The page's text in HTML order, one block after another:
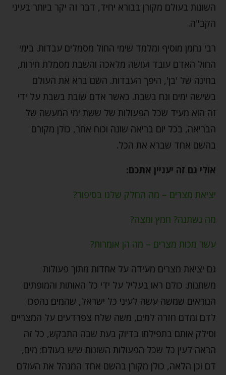
השונות בעולם מקורן בבורא יחיד, דבר זה יקר ביותר בעיני
הקב"ה.
רבי נחמן מוסיף ומלמד שימי החול מסמלים עבדות. בימי
החול האדם עובד ועושה מלאכה והשבת מסמלת חירות,
בחינה של 'בן', היפך העבדות. השם ברא את העולם
בשישה ימים ונח בשבת. כאשר אדם שובת בשבת על ידי
זה הוא מעיד שכל הפעולות של ששת ימי המעשה של
הבריאה, בכל יום בריאה שונה וכוח אחר, כולן מקורם
בהשם אחד שברא את הכל.
אולי גם זה יעניין אתכם:
יציאת מצרים – מה החלק שלנו בסיפור?
מה נשתנה? חמץ ומצה?
עשר מכות מצרים – מה הן אומרות?
גם יציאת מצרים מעידה על אחדות מתוך פעולות
משתנות: כולם ראו בעליל על ידי כל האותות והמופתים
הנוראים שמשה עשה לעיני כל ישראל, שהמים נהפכו
לדם ומדם חזרה למים, משה שלח צפרדעים על המצריים
וסילק אותם בתפילתו בדיוק בעת שבה התבקש, כל זה
הראה לעין כל שכל הפעולות השונות שיש בעולם: מים,
דם וכן הלאה, כולן מקורן בהשם אחד המנהל את העולם